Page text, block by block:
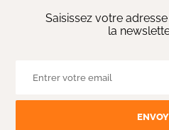
Saisissez votre
la